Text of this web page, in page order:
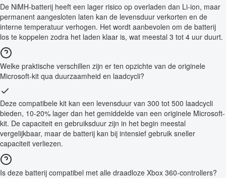
De NiMH-batterij heeft een lager risico op overladen dan Li-ion, maar
permanent aangesloten laten kan de levensduur verkorten en de
interne temperatuur verhogen. Het wordt aanbevolen om de batterij
los te koppelen zodra het laden klaar is, wat meestal 3 tot 4 uur duurt.
Welke praktische verschillen zijn er ten opzichte van de originele
Microsoft-kit qua duurzaamheid en laadcycli?
Deze compatibele kit kan een levensduur van 300 tot 500 laadcycli
bieden, 10-20% lager dan het gemiddelde van een originele Microsoft-
kit. De capaciteit en gebruiksduur zijn in het begin meestal
vergelijkbaar, maar de batterij kan bij intensief gebruik sneller
capaciteit verliezen.
Is deze batterij compatibel met alle draadloze Xbox 360-controllers?